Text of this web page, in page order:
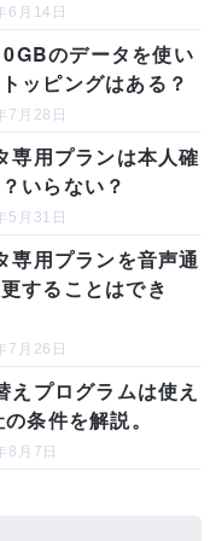
6月14日
のデータを使い
ッピングはある？
7月28日
用プランは本人確
いらない？
5月31日
用プランを音声通
することはでき
7月26日
プログラムは使え
条件を解説。
8月7日